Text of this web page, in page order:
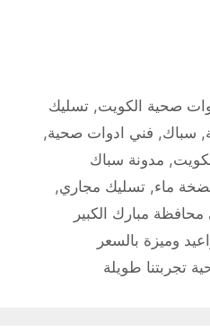
صحية الكويت,تسليك
, سباك, فني ادوات صحية,
, مدونة سباك
ماء,تسليك مجاري,
مبارك الكبير
وميزة بالسعر
تجربتنا طويلة